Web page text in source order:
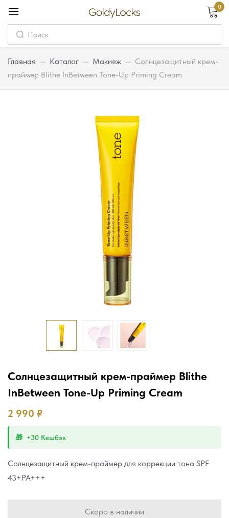
0
Главная — Каталог — Макияж — Солнцезащитный крем-
праймер Blithe InBetween Tone-Up Priming Cream
Солнцезащитный крем-праймер Blithe
InBetween Tone-Up Priming Cream
2 990 ₽
+30 Кешбэк
Солнцезащитный крем-праймер для коррекции тона SPF
43+PA+++
Скоро в наличии
Вход
Password
Запомнить меня
Вход
Регистрация